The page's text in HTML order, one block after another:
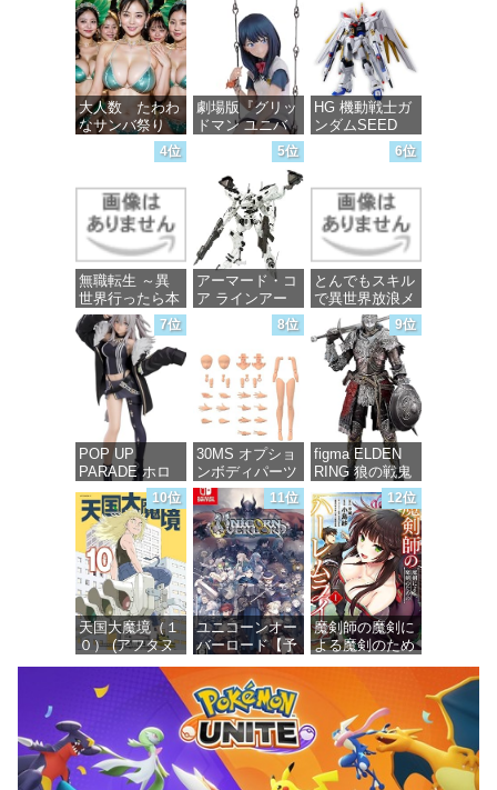
大人数 たわわ
なサンバ祭り
価格：¥99
劇場版『グリッ
ドマン ユニバ
ース』 宝多六
花 wall figure
1/7スケール プ
ラスチック製
塗装済み完成品
フィギュア
価格：¥13,756
HG 機動戦士ガ
ンダムSEED
FREEDOM マ
イティーストラ
ガンダム 1/144
スケール 色分
け済みプラモデ
価格：¥4,800
4位
無職転生 ～異
世界行ったら本
気だす～ 20
(MFコミック
ス フラッパー
シリーズ)
価格：¥748
5位
アーマード・コ
ア ラインアー
ク ホワイト・
グリント 全高
約160mm 1/72
スケール プラ
モデル
価格：¥7,367
6位
とんでもスキル
で異世界放浪メ
シ 10 (ガルドコ
ミックス)
価格：¥726
7位
POP UP
PARADE ホロ
ライブプロダク
ション 獅白ぼ
たん ノンスケ
ール プラスチ
ック製 塗装済
み完成品フィギ
ュア
価格：¥4,676
8位
30MS オプショ
ンボディパーツ
アームパーツ&
レッグパーツ
[カラーC] 色分
け済みプラモデ
ル
価格：¥1,949
9位
figma ELDEN
RING 狼の戦鬼
ノンスケール
プラスチック製
塗装済み可動フ
ィギュア
価格：¥13,115
10位
天国大魔境（１
０） (アフタヌ
ーンコミック
価格：¥759
11位
ユニコーンオー
バーロード【予
約特典】
DLC「アトラス
×ヴァニラウェ
ア 紋章セッ
ト」 同梱 -
Switch
12位
魔剣師の魔剣に
よる魔剣のため
のハーレムライ
価格：¥535